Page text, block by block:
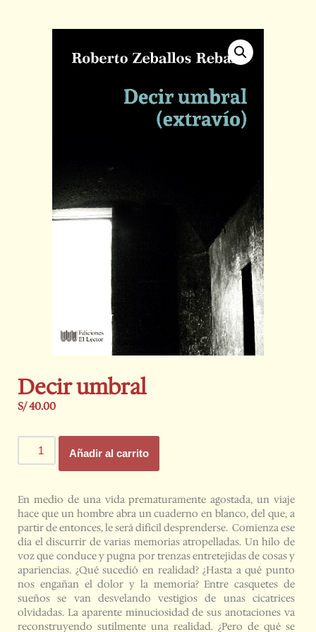
Decir umbral
S/40.00
Añadir al carrito
En medio de una vida prematuramente agostada, un viaje
hace que un hombre abra un cuaderno en blanco, del que, a
partir de entonces, le será difícil desprenderse. Comienza ese
día el discurrir de varias memorias atropelladas. Un hilo de
voz que conduce y pugna por trenzas entretejidas de cosas y
apariencias. ¿Qué sucedió en realidad? ¿Hasta a qué punto
nos engañan el dolor y la memoria? Entre casquetes de
sueños se van desvelando vestigios de unas cicatrices
olvidadas. La aparente minuciosidad de sus anotaciones va
reconstruyendo sutilmente una realidad. ¿Pero de qué se